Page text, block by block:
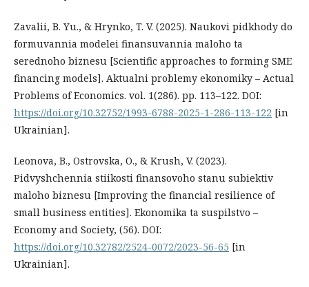
Zavaliі, B. Yu., & Hrynko, T. V. (2025). Naukovi pidkhody do
formuvannia modelei finansuvannia maloho ta
serednoho biznesu [Scientific approaches to forming SME
financing models]. Aktualni problemy ekonomiky – Actual
Problems of Economics. vol. 1(286). pp. 113–122. DOI:
https://doi.org/10.32752/1993-6788-2025-1-286-113-122 [in
Ukrainian].
Leonova, B., Ostrovska, O., & Krush, V. (2023).
Pidvyshchennia stiikosti finansovoho stanu subiektiv
maloho biznesu [Improving the financial resilience of
small business entities]. Ekonomika ta suspilstvo –
Economy and Society, (56). DOI:
https://doi.org/10.32782/2524-0072/2023-56-65 [in
Ukrainian].